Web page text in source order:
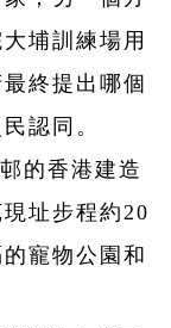
埔訓練場用
終提出哪個
認同。
的香港建造
址步程約20
寵物公園和